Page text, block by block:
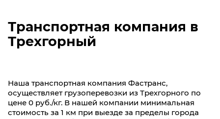
Транспортная компания в
Трехгорный
Наша транспортная компания Фастранс,
осуществляет грузоперевозки из Трехгорного по
цене 0 руб./кг. В нашей компании минимальная
стоимость за 1 км при выезде за пределы города